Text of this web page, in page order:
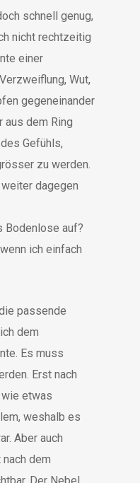
schnell genug,
nicht rechtzeitig
einer
Wut,
gegeneinander
aus dem Ring
Gefühls,
zu werden.
dagegen
Bodenlose auf?
ich einfach
passende
dem
Es muss
Erst nach
etwas
weshalb es
Aber auch
dem